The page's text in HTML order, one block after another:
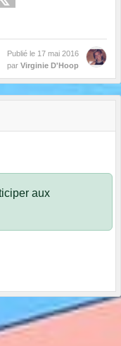
Publié le 17 mai 2016
par Virginie D'Hoop
aux